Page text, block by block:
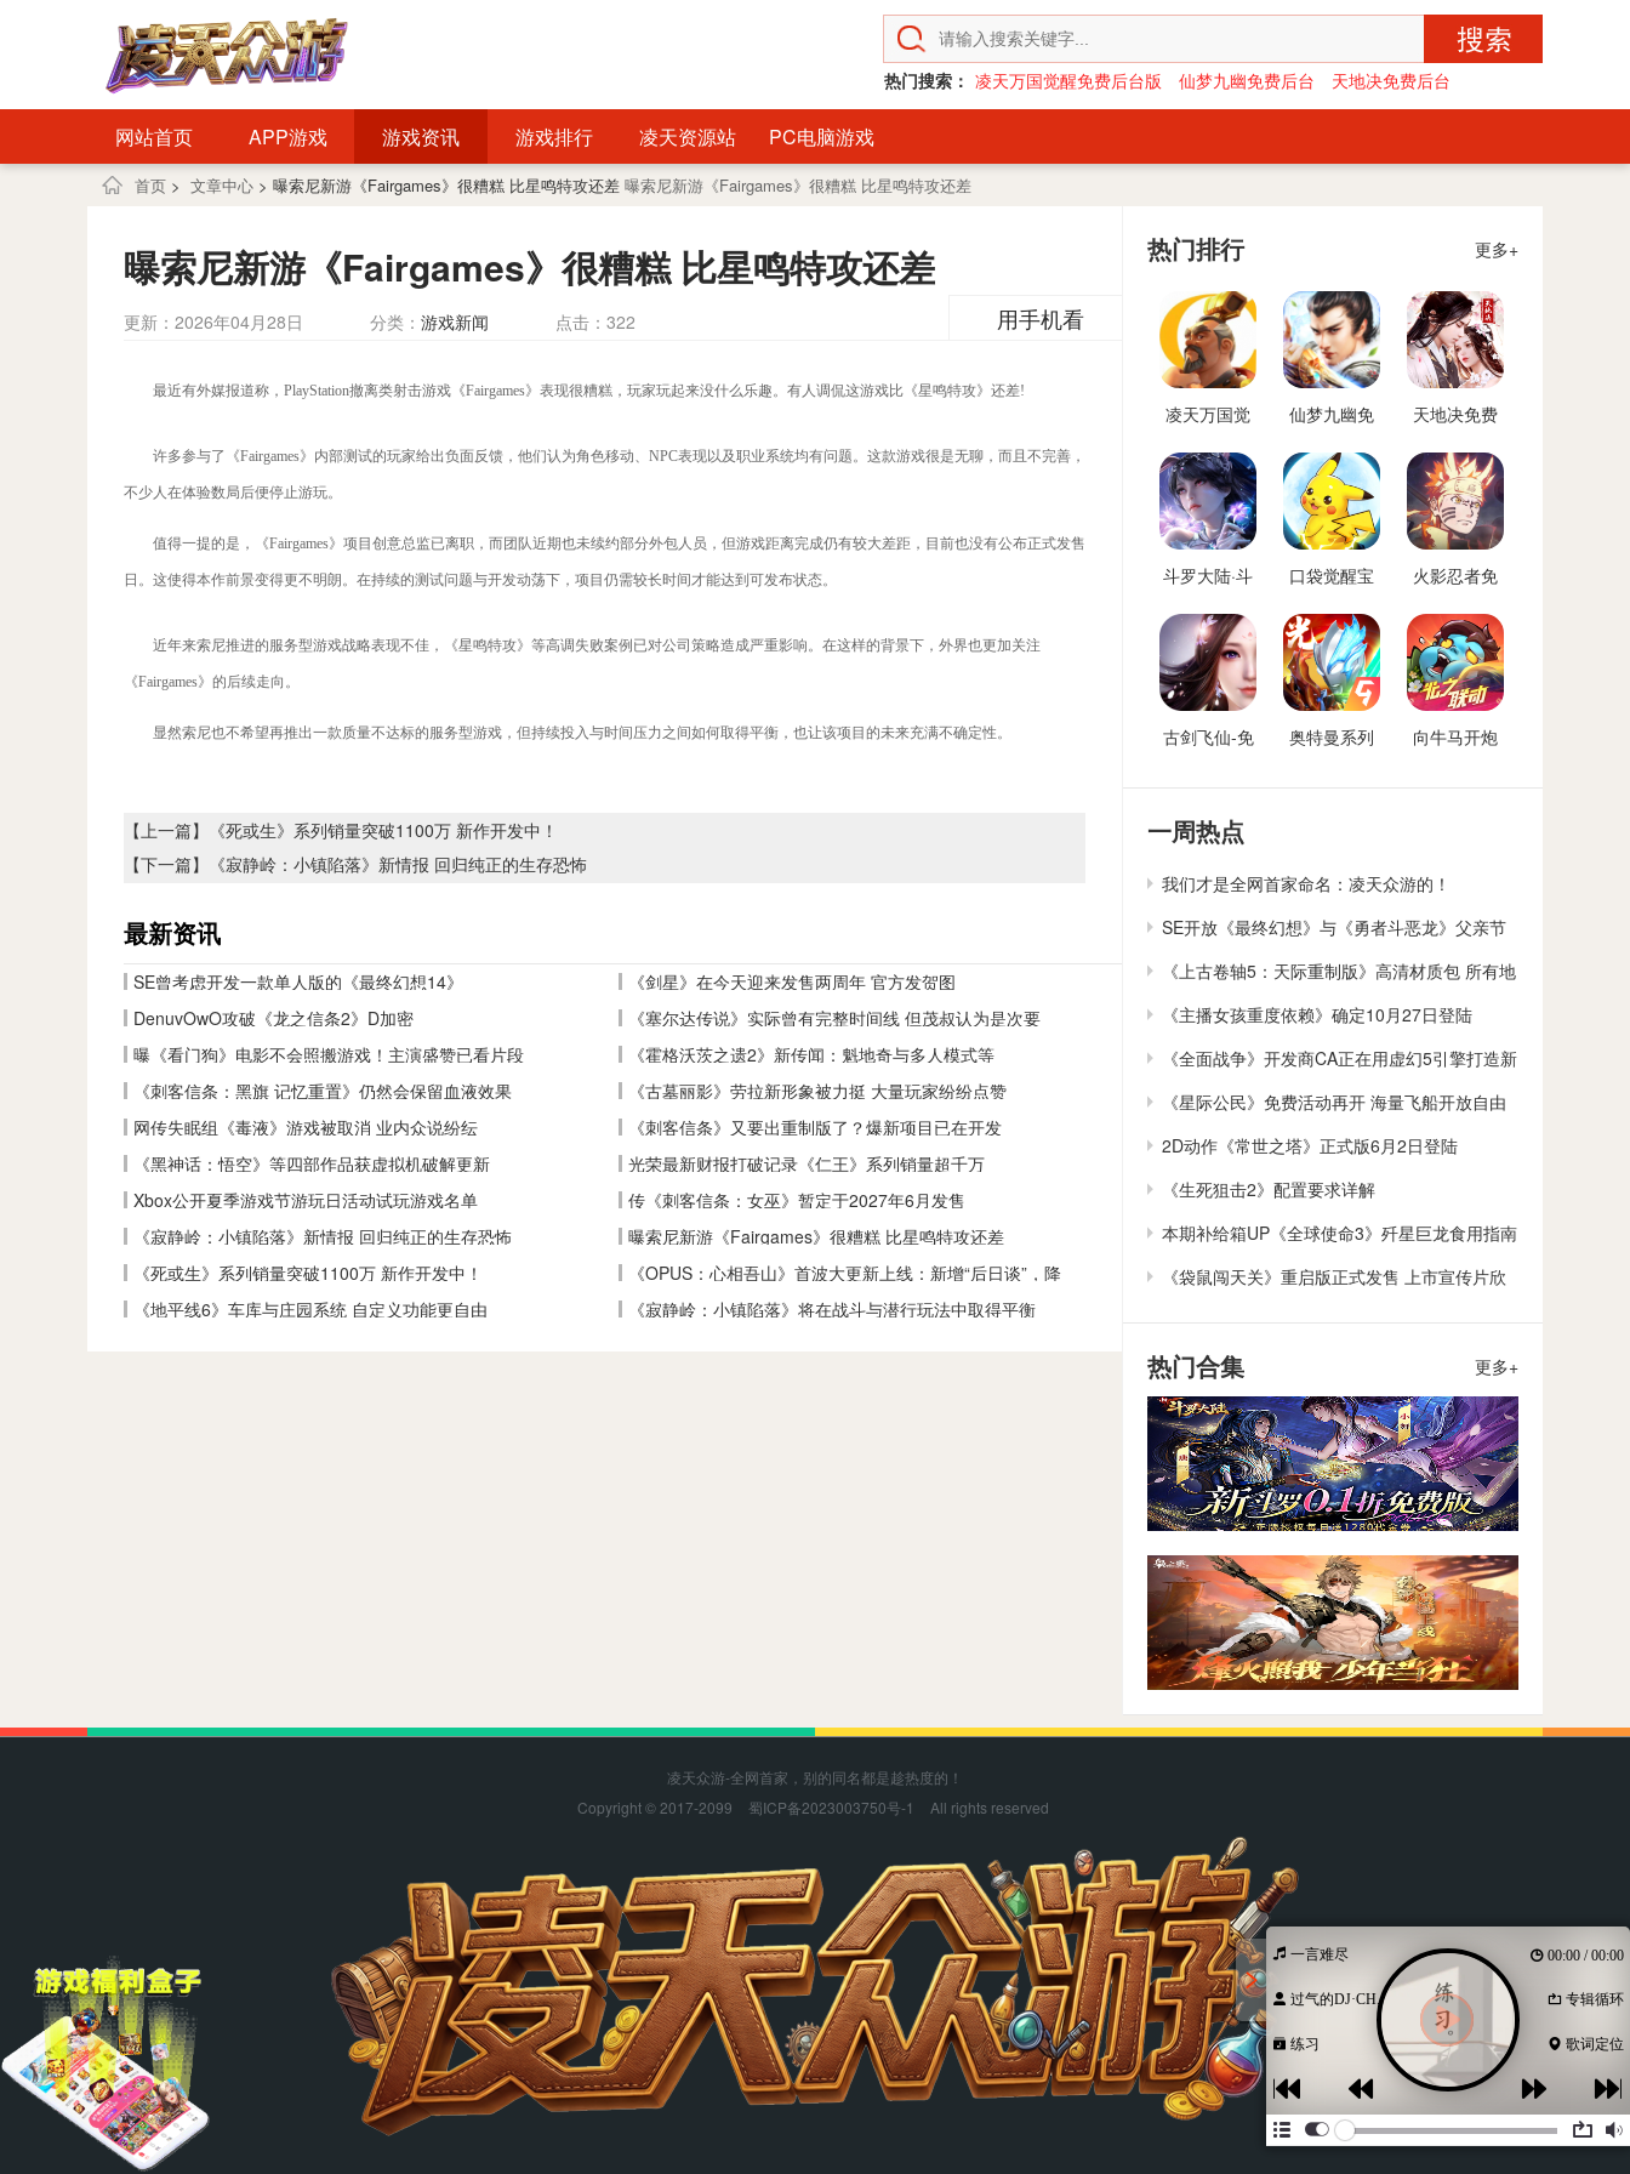
热门搜索： 凌天万国觉醒免费后台版 仙梦九幽免费后台 天地决免费后台
网站首页 APP游戏 游戏资讯 游戏排行 凌天资源站 PC电脑游戏
首页 > 文章中心 > 曝索尼新游《Fairgames》很糟糕 比星鸣特攻还差 曝索尼新游《Fairgames》很糟糕 比星鸣特攻还差
曝索尼新游《Fairgames》很糟糕 比星鸣特攻还差
更新：2026年04月28日 分类： 游戏新闻 点击： 322 用手机看
最近有外媒报道称，PlayStation撤离类射击游戏《Fairgames》表现很糟糕，玩家玩起来没什么乐趣。有人调侃这游戏比《星鸣特攻》还差!
许多参与了《Fairgames》内部测试的玩家给出负面反馈，他们认为角色移动、NPC表现以及职业系统均有问题。这款游戏很是无聊，而且不完善，
不少人在体验数局后便停止游玩。
值得一提的是，《Fairgames》项目创意总监已离职，而团队近期也未续约部分外包人员，但游戏距离完成仍有较大差距，目前也没有公布正式发售
日。这使得本作前景变得更不明朗。在持续的测试问题与开发动荡下，项目仍需较长时间才能达到可发布状态。
近年来索尼推进的服务型游戏战略表现不佳，《星鸣特攻》等高调失败案例已对公司策略造成严重影响。在这样的背景下，外界也更加关注
《Fairgames》的后续走向。
显然索尼也不希望再推出一款质量不达标的服务型游戏，但持续投入与时间压力之间如何取得平衡，也让该项目的未来充满不确定性。
【上一篇】
《死或生》系列销量突破1100万 新作开发中！
【下一篇】
《寂静岭：小镇陷落》新情报 回归纯正的生存恐怖
最新资讯
SE曾考虑开发一款单人版的《最终幻想14》
《剑星》在今天迎来发售两周年 官方发贺图
DenuvOwO攻破《龙之信条2》D加密
《塞尔达传说》实际曾有完整时间线 但茂叔认为是次要
曝《看门狗》电影不会照搬游戏！主演盛赞已看片段
《霍格沃茨之遗2》新传闻：魁地奇与多人模式等
《刺客信条：黑旗 记忆重置》仍然会保留血液效果
《古墓丽影》劳拉新形象被力挺 大量玩家纷纷点赞
网传失眠组《毒液》游戏被取消 业内众说纷纭
《刺客信条》又要出重制版了？爆新项目已在开发
《黑神话：悟空》等四部作品获虚拟机破解更新
光荣最新财报打破记录《仁王》系列销量超千万
Xbox公开夏季游戏节游玩日活动试玩游戏名单
传《刺客信条：女巫》暂定于2027年6月发售
《寂静岭：小镇陷落》新情报 回归纯正的生存恐怖
曝索尼新游《Fairgames》很糟糕 比星鸣特攻还差
《死或生》系列销量突破1100万 新作开发中！
《OPUS：心相吾山》首波大更新上线：新增“后日谈”，降
《地平线6》车库与庄园系统 自定义功能更自由
《寂静岭：小镇陷落》将在战斗与潜行玩法中取得平衡
热门排行 更多+
凌天万国觉
版
仙梦九幽免
天地决免费
斗罗大陆·斗
后台版
口袋觉醒宝
费后台
火影忍者免
古剑飞仙-免
奥特曼系列
后台
向牛马开炮
向僵尸开炮
一周热点
我们才是全网首家命名：凌天众游的！
SE开放《最终幻想》与《勇者斗恶龙》父亲节
贺卡下载
《上古卷轴5：天际重制版》高清材质包 所有地
貌大修
《主播女孩重度依赖》确定10月27日登陆
Switch
《全面战争》开发商CA正在用虚幻5引擎打造新
作
《星际公民》免费活动再开 海量飞船开放自由
体验
2D动作《常世之塔》正式版6月2日登陆
Steam/Switch
《生死狙击2》配置要求详解
本期补给箱UP《全球使命3》歼星巨龙食用指南
《袋鼠闯天关》重启版正式发售 上市宣传片欣
赏
热门合集 更多+
凌天众游-全网首家，别的同名都是趁热度的！
Copyright © 2017-2099
蜀ICP备2023003750号-1 All rights reserved
一言难尽 00:00 / 00:00
过气的DJ·CH... 专辑循环
练习 歌词定位